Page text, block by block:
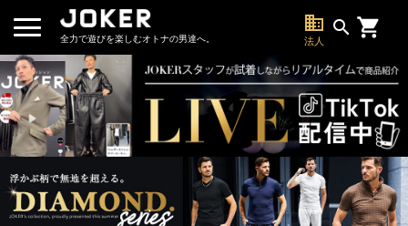
全力で遊びを楽しむオトナの男達へ。
business
法人
search